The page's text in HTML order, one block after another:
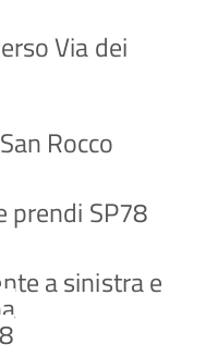
Via dei
Rocco
prendi SP78
asinistrae